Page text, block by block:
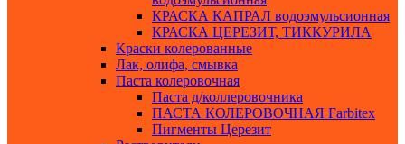
КРАСКА КАПРАЛ водоэмульсионная
КРАСКА ЦЕРЕЗИТ, ТИККУРИЛА
Краски колерованные
Лак, олифа, смывка
Паста колеровочная
Паста д/коллеровочника
ПАСТА КОЛЕРОВОЧНАЯ Farbitex
Пигменты Церезит